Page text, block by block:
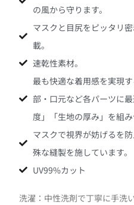
の風から守ります。
マスクと目尻をピッタリ
載。
速乾性素材。
最も快適な着用感を実現
部・口元など各パーツに
度」「生地の厚み」を組み
マスクで視界が妨げるを
殊な縫製を施しています。
UV99%カット
洗濯：中性洗剤で丁寧に手洗